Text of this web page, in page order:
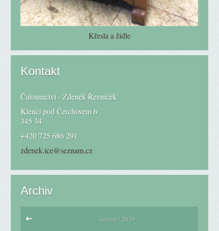
Křesla a židle
Kontakt
Čalounictví - Zdeněk Řezníček
Klenčí pod Čerchovem 6
345 34
+420 725 686 291
zdenek.ice@seznam.cz
Archiv
červen / 2026